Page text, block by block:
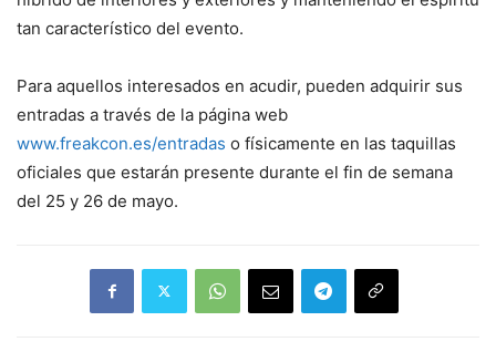
tan característico del evento.
Para aquellos interesados en acudir, pueden adquirir sus
entradas a través de la página web
www.freakcon.es/entradas o físicamente en las taquillas
oficiales que estarán presente durante el fin de semana
del 25 y 26 de mayo.